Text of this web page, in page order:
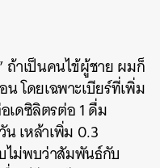
ถ้าเป็นคนไข้ผู้ชาย ผมก็
น โดยเฉพาะเบียร์ที่เพิ่ม
ดซิลิตรต่อ 1 ดื่ม
เหล้าเพิ่ม 0.3
ไม่พบว่าสัมพันธ์กับ